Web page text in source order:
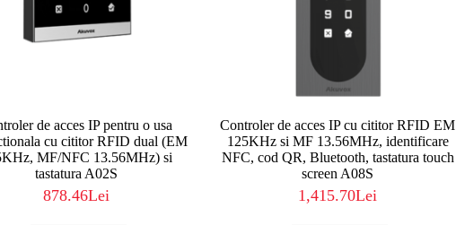
de acces IP pentru o usa
cu cititor RFID dual (EM
MF/NFC 13.56MHz) si
tastatura A02S
878.46Lei
Controler de acces IP cu cititor RFID EM
125KHz si MF 13.56MHz, identificare
NFC, cod QR, Bluetooth, tastatura touch
screen A08S
1,415.70Lei